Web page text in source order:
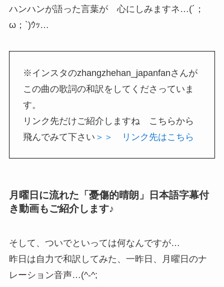
ハンハンが語った言葉が 心にしみますネ…(´；
ω；`)ｳｯ…
※インスタのzhangzhehan_japanfanさんが
この曲の歌詞の和訳をしてくださっていま
す。
リンク先だけご紹介しますね こちらから
飛んでみて下さい ＞＞ リンク先はこちら
月曜日に流れた「憂傷的晴朗」日本語字幕付
き動画もご紹介します♪
そして、ついでといっては何なんですが…
昨日は自力で和訳してみた、一昨日、月曜日のナ
レーション音声…(^-^;